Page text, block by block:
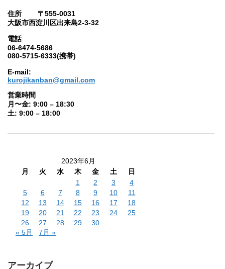
住所 〒555-0031
大阪市西淀川区出来島2-3-32
電話
06-6474-5686
080-5715-6333(携帯)
E-mail:
kurojikanban@gmail.com
営業時間
月〜金: 9:00 – 18:30
土: 9:00 – 18:00
2023年6月
月
火 水 木 金 土
日
1
2 3
4
5
6 7 8 9 10
11
12
13 14 15 16 17
18
19
20 21 22 23 24
25
26
27 28 29
30
« 5月
7月 »
アーカイブ